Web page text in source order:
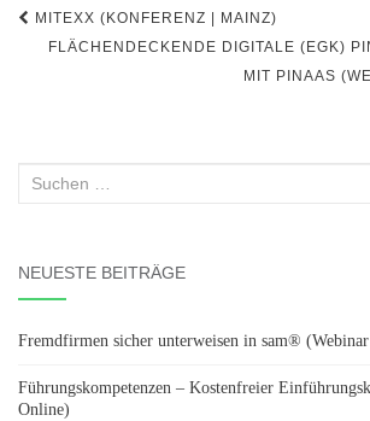
Beitragsnavigation
MITEXX (KONFERENZ | MAINZ)
FLÄCHENDECKENDE DIGITALE (EGK)
MIT PINAAS
Suchen
NEUESTE BEITRÄGE
Fremdfirmen sicher unterweisen in sam®
Führungskompetenzen – Kostenfreier
Online)